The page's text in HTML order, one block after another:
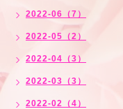
2022-06（7）
2022-05（2）
2022-04（3）
2022-03（3）
2022-02（4）